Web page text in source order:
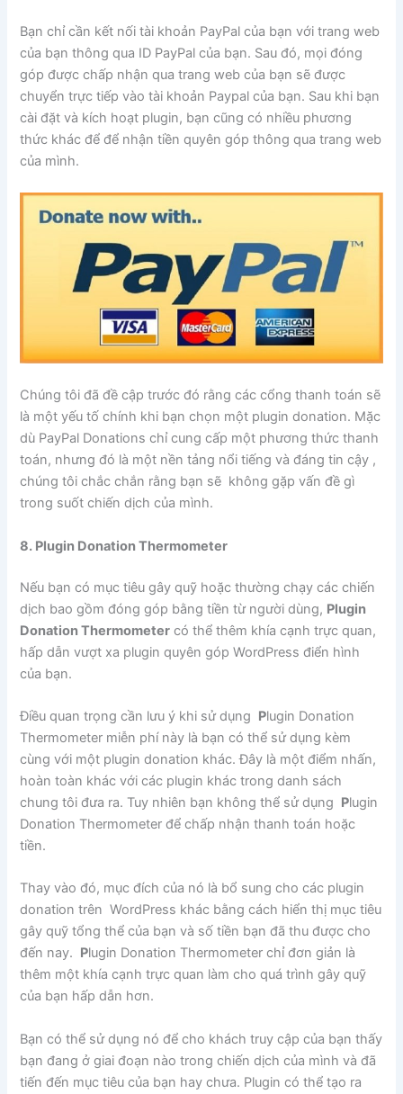
Bạn chỉ cần kết nối tài khoản PayPal của bạn với trang web
của bạn thông qua ID PayPal của bạn. Sau đó, mọi đóng
góp được chấp nhận qua trang web của bạn sẽ được
chuyển trực tiếp vào tài khoản Paypal của bạn. Sau khi bạn
cài đặt và kích hoạt plugin, bạn cũng có nhiều phương
thức khác để để nhận tiền quyên góp thông qua trang web
của mình.
Chúng tôi đã đề cập trước đó rằng các cổng thanh toán sẽ
là một yếu tố chính khi bạn chọn một plugin donation. Mặc
dù PayPal Donations chỉ cung cấp một phương thức thanh
toán, nhưng đó là một nền tảng nổi tiếng và đáng tin cậy ,
chúng tôi chắc chắn rằng bạn sẽ không gặp vấn đề gì
trong suốt chiến dịch của mình.
8. Plugin Donation Thermometer
Nếu bạn có mục tiêu gây quỹ hoặc thường chạy các chiến
dịch bao gồm đóng góp bằng tiền từ người dùng, Plugin
Donation Thermometer có thể thêm khía cạnh trực quan,
hấp dẫn vượt xa plugin quyên góp WordPress điển hình
của bạn.
Điều quan trọng cần lưu ý khi sử dụng Plugin Donation
Thermometer miễn phí này là bạn có thể sử dụng kèm
cùng với một plugin donation khác. Đây là một điểm nhấn,
hoàn toàn khác với các plugin khác trong danh sách
chung tôi đưa ra. Tuy nhiên bạn không thể sử dụng Plugin
Donation Thermometer để chấp nhận thanh toán hoặc
tiền.
Thay vào đó, mục đích của nó là bổ sung cho các plugin
donation trên WordPress khác bằng cách hiển thị mục tiêu
gây quỹ tổng thể của bạn và số tiền bạn đã thu được cho
đến nay. Plugin Donation Thermometer chỉ đơn giản là
thêm một khía cạnh trực quan làm cho quá trình gây quỹ
của bạn hấp dẫn hơn.
Bạn có thể sử dụng nó để cho khách truy cập của bạn thấy
bạn đang ở giai đoạn nào trong chiến dịch của mình và đã
tiến đến mục tiêu của bạn hay chưa. Plugin có thể tạo ra